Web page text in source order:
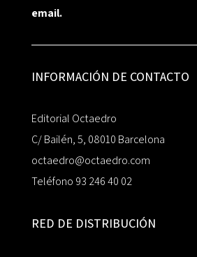
email.
INFORMACIÓN DE CONTACTO
Editorial Octaedro
C/ Bailén, 5, 08010 Barcelona
octaedro@octaedro.com
Teléfono 93 246 40 02
RED DE DISTRIBUCIÓN